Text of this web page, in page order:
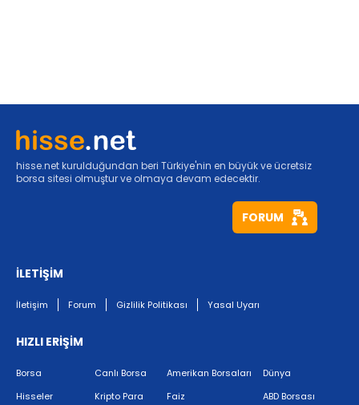
hisse.net kurulduğundan beri Türkiye'nin en büyük ve ücretsiz
borsa sitesi olmuştur ve olmaya devam edecektir.
FORUM
İLETİŞİM
İletişim Forum Gizlilik Politikası Yasal Uyarı
HIZLI ERİŞİM
Borsa
Hisseler
Canlı Borsa
Kripto Para
Amerikan Borsaları
Faiz
Dünya
ABD Borsası